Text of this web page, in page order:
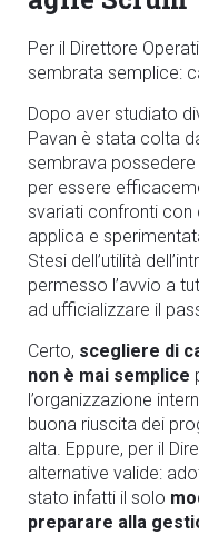
Per il Direttore
sembrata semplice:
Dopo aver studiato
Pavan è stata colta
sembrava
per essere
svariati confronti con
applica e
Stesi dell’utilità
permesso l’avvio a
ad ufficializzare il
Certo, scegliere di
non è mai semplice
l’organizzazione
buona riuscita dei
alta. Eppure, per il
alternative valide:
stato infatti il solo
preparare alla